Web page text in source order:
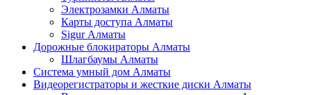
Электрозамки Алматы
Карты доступа Алматы
Sigur Алматы
Дорожные блокираторы Алматы
Шлагбаумы Алматы
Система умный дом Алматы
Видеорегистраторы и жесткие диски Алматы